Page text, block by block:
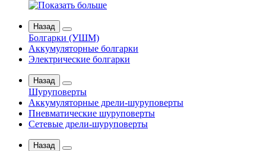
Назад
Болгарки (УШМ)
Аккумуляторные болгарки
Электрические болгарки
Назад
Шуруповерты
Аккумуляторные дрели-шуруповерты
Пневматические шуруповерты
Сетевые дрели-шуруповерты
Назад